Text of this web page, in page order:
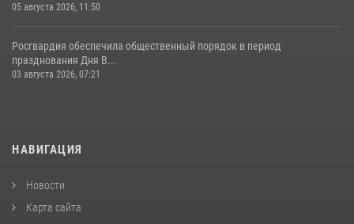
05 августа 2026, 11:50
Росгвардия обеспечила общественный порядок в период
празднования Дня В...
03 августа 2026, 07:21
НАВИГАЦИЯ
Новости
Карта сайта